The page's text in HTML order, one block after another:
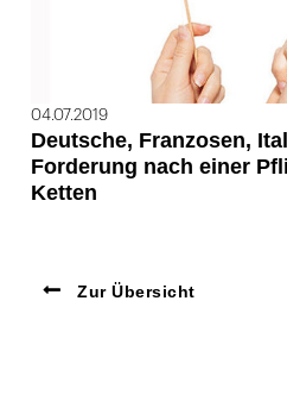
04.07.2019
Deutsche, Franzosen,
Forderung nach einer
Ketten
Zur Übersicht